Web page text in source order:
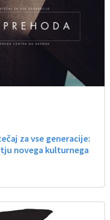
za vse generacije:
novega kulturnega